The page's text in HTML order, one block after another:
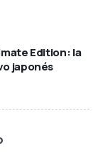
Edition: la
japonés